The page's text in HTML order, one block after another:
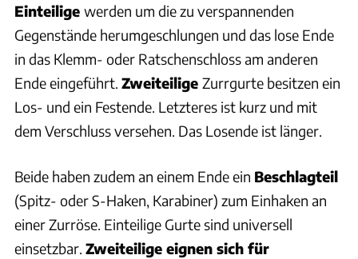
Einteilige werden um die zu verspannenden
Gegenstände herumgeschlungen und das lose Ende
in das Klemm- oder Ratschenschloss am anderen
Ende eingeführt. Zweiteilige Zurrgurte besitzen ein
Los- und ein Festende. Letzteres ist kurz und mit
dem Verschluss versehen. Das Losende ist länger.
Beide haben zudem an einem Ende ein Beschlagteil
(Spitz- oder S-Haken, Karabiner) zum Einhaken an
einer Zurröse. Einteilige Gurte sind universell
einsetzbar. Zweiteilige eignen sich für